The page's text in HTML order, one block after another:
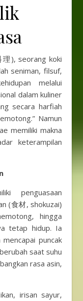
理), seorang koki
seniman, filsuf,
melalui
dalam kuliner
secara harfiah
Namun
memiliki makna
keterampilan
penguasaan
(食材, shokuzai)
hingga
tetap hidup. Ia
puncak
saat suhu
rasa asin,
irisan sayur,